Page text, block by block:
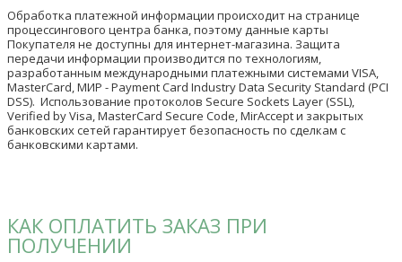
Обработка платежной информации происходит на странице
процессингового центра банка, поэтому данные карты
Покупателя не доступны для интернет-магазина. Защита
передачи информации производится по технологиям,
разработанным международными платежными системами VISA,
MasterCard, МИР - Payment Card Industry Data Security Standard (PCI
DSS). Использование протоколов Secure Sockets Layer (SSL),
Verified by Visa, MasterCard Secure Code, MirAccept и закрытых
банковских сетей гарантирует безопасность по сделкам с
банковскими картами.
КАК ОПЛАТИТЬ ЗАКАЗ ПРИ
ПОЛУЧЕНИИ